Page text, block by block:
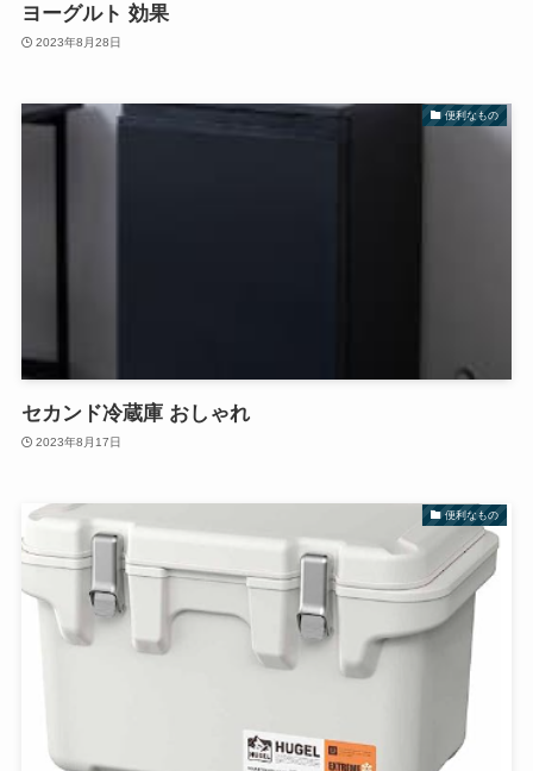
ヨーグルト 効果
2023年8月28日
便利なもの
セカンド冷蔵庫 おしゃれ
2023年8月17日
便利なもの